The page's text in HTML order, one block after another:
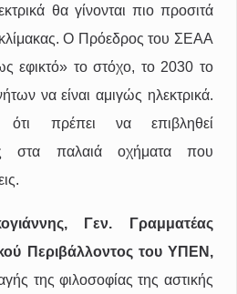
θα γίνονται πιο προσιτά
Ο Πρόεδρος του ΣΕΑΑ
εφικτό» το στόχο, το 2030 το
να είναι αμιγώς ηλεκτρικά.
ότι πρέπει να επιβληθεί
στα παλαιά οχήματα που
Γεν. Γραμματέας
Περιβάλλοντος του ΥΠΕΝ,
της φιλοσοφίας της αστικής